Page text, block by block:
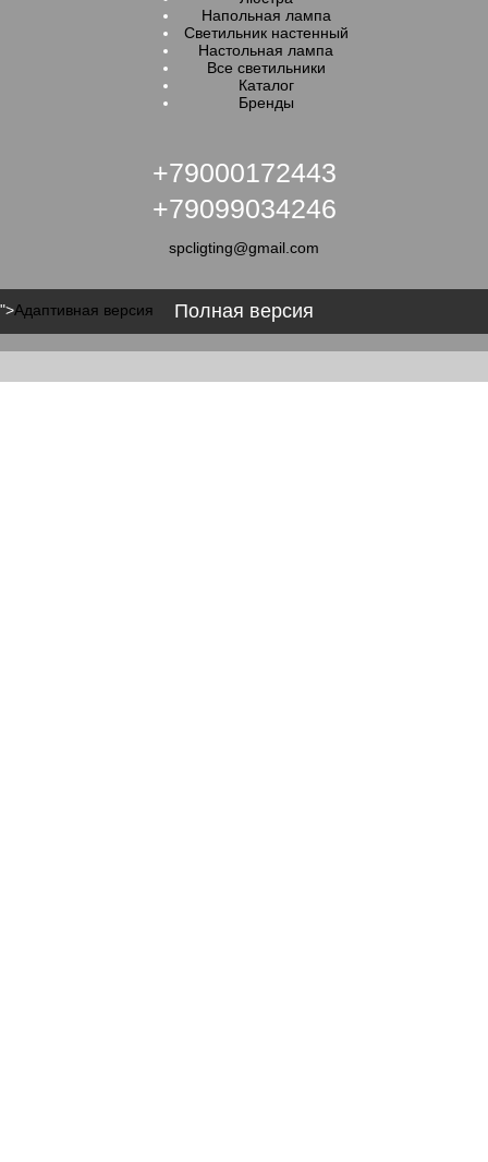
Напольная лампа
Светильник настенный
Настольная лампа
Все светильники
Каталог
Бренды
+79000172443
+79099034246
spcligting@gmail.com
Полная версия
">Адаптивная версия